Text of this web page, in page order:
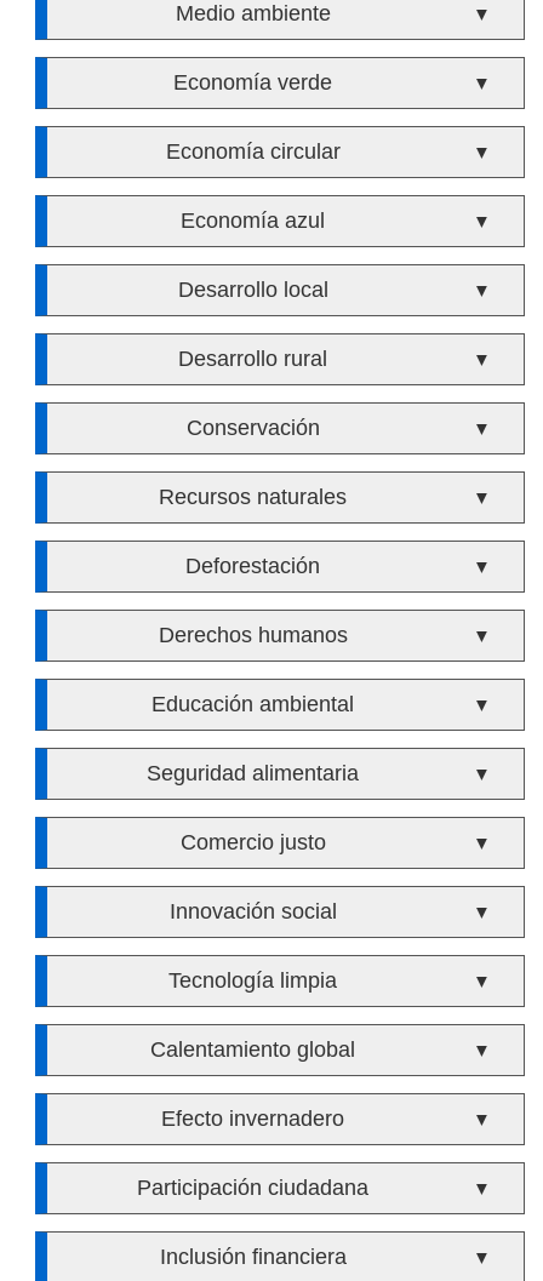
Medio ambiente ▼
Economía verde ▼
Economía circular ▼
Economía azul ▼
Desarrollo local ▼
Desarrollo rural ▼
Conservación ▼
Recursos naturales ▼
Deforestación ▼
Derechos humanos ▼
Educación ambiental ▼
Seguridad alimentaria ▼
Comercio justo ▼
Innovación social ▼
Tecnología limpia ▼
Calentamiento global ▼
Efecto invernadero ▼
Participación ciudadana ▼
Inclusión financiera ▼